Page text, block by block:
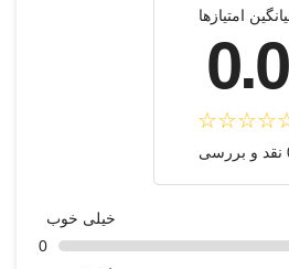
امتیازها
0.0
خیلی خوب
0